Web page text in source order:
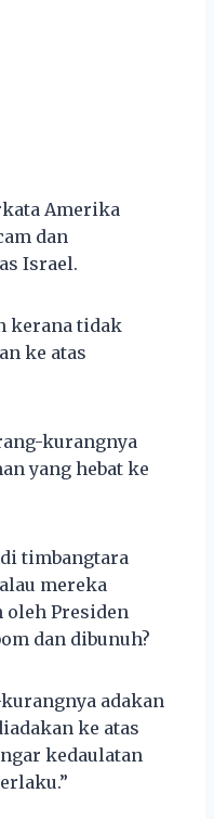
Amerika
dan
Israel.
kerana tidak
ke atas
kurangnya
yang hebat ke
timbangtara
mereka
Presiden
dan dibunuh?
adakan
ke atas
kedaulatan